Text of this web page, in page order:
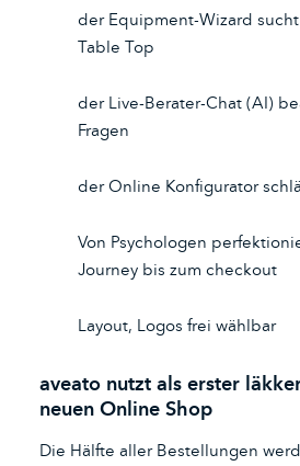
der Equipment-Wizard
Table Top
der Live-Berater-Chat (AI)
Fragen
der Online Konfigurator
Von Psychologen
Journey bis zum checkout
Layout, Logos frei wählbar
aveato nutzt als erster
neuen Online Shop
Die Hälfte aller Bestellungen